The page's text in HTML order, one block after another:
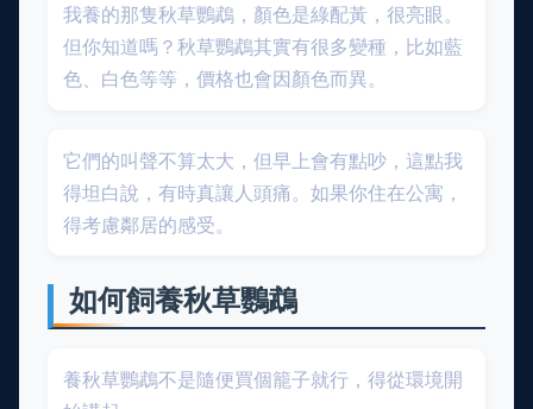
我養的那隻秋草鸚鵡，顏色是綠配黃，很亮眼。
但你知道嗎？秋草鸚鵡其實有很多變種，比如藍
色、白色等等，價格也會因顏色而異。
它們的叫聲不算太大，但早上會有點吵，這點我
得坦白說，有時真讓人頭痛。如果你住在公寓，
得考慮鄰居的感受。
如何飼養秋草鸚鵡
養秋草鸚鵡不是隨便買個籠子就行，得從環境開